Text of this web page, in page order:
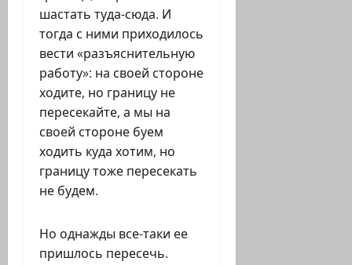
шастать туда-сюда. И
тогда с ними приходилось
вести «разъяснительную
работу»: на своей стороне
ходите, но границу не
пересекайте, а мы на
своей стороне буем
ходить куда хотим, но
границу тоже пересекать
не будем.
Но однажды все-таки ее
пришлось пересечь.